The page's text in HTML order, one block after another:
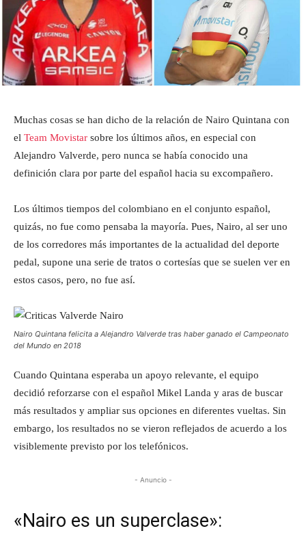
Muchas cosas se han dicho de la relación de Nairo Quintana con
el Team Movistar sobre los últimos años, en especial con
Alejandro Valverde, pero nunca se había conocido una
definición clara por parte del español hacia su excompañero.
Los últimos tiempos del colombiano en el conjunto español,
quizás, no fue como pensaba la mayoría. Pues, Nairo, al ser uno
de los corredores más importantes de la actualidad del deporte
pedal, supone una serie de tratos o cortesías que se suelen ver en
estos casos, pero, no fue así.
Nairo Quintana felicita a Alejandro Valverde tras haber ganado el Campeonato
del Mundo en 2018
Cuando Quintana esperaba un apoyo relevante, el equipo
decidió reforzarse con el español Mikel Landa y aras de buscar
más resultados y ampliar sus opciones en diferentes vueltas. Sin
embargo, los resultados no se vieron reflejados de acuerdo a los
visiblemente previsto por los telefónicos.
- Anuncio -
«Nairo es un superclase»: